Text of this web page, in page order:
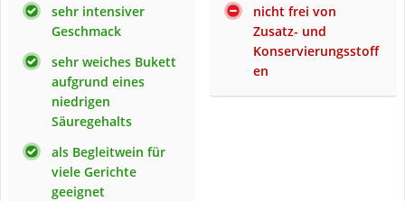
sehr intensiver
Geschmack
sehr weiches Bukett
aufgrund eines
niedrigen
Säuregehalts
als Begleitwein für
viele Gerichte
geeignet
nicht frei von
Zusatz- und
Konservierungsstoff
en